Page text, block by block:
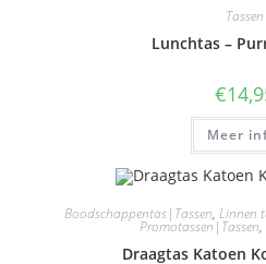
Tassen
Lunchtas –
€
Meer
Boodschappentas|Tassen, Linnen
Promotassen|Tassen,
Draagtas Katoen